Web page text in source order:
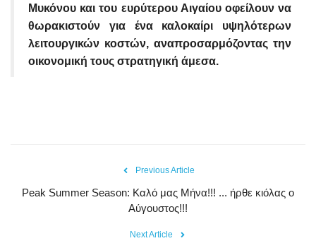
Μυκόνου και του ευρύτερου Αιγαίου οφείλουν να
θωρακιστούν για ένα καλοκαίρι υψηλότερων
λειτουργικών κοστών, αναπροσαρμόζοντας την
οικονομική τους στρατηγική άμεσα.
Previous Article
Peak Summer Season: Kαλό μας Μήνα!!! ... ήρθε κιόλας ο
Αύγουστος!!!
Next Article